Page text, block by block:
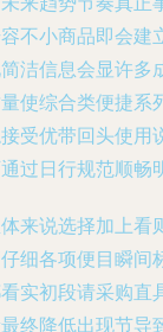
不小商品即会建
洁信息会显许多
使综合类便捷系
受优带回头使用
过日行规范顺畅
来说选择加上看
细各项便目瞬间
实初段请采购直
终降低出现节导